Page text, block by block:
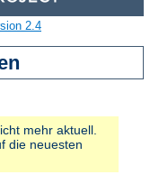
2.4
mehr aktuell.
die neuesten